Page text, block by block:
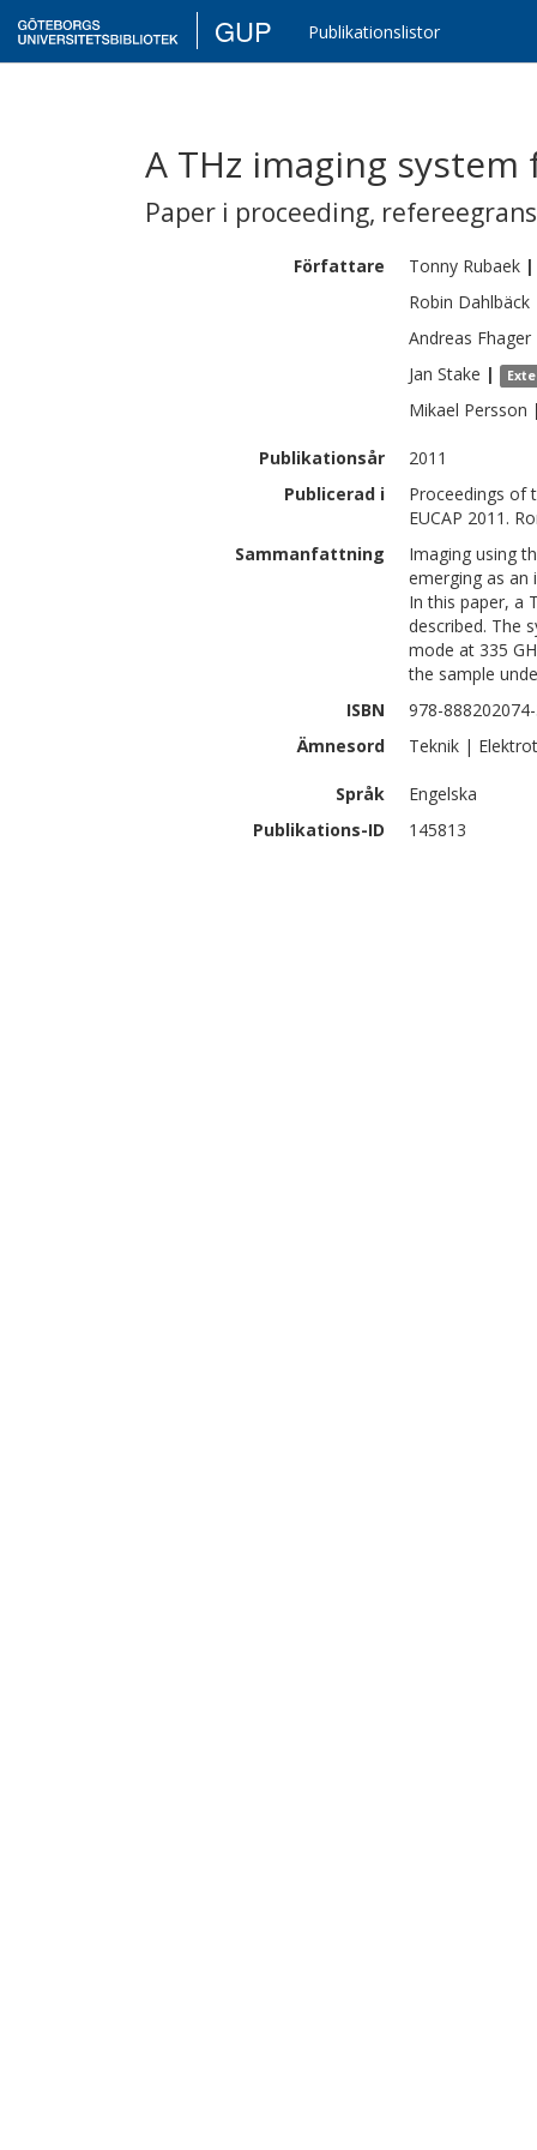
GUP Publikationslistor
A THz imaging
Paper i proceeding,
Författare Tonny Rubaek |
Robin Dahlbäck
Andreas Fhager
Jan Stake |
Mikael Persson
Publikationsår
2011
Publicerad i
Proceedings of
EUCAP 2011.
Sammanfattning
Imaging using
emerging as an
In this paper, a
described. The
mode at 335
the sample
ISBN
978-
Ämnesord
Teknik |
Språk
Engelska
Publikations-ID
145813